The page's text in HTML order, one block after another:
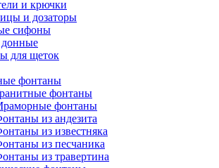
и крючки
и дозаторы
сифоны
для щеток
фонтаны
фонтаны
фонтаны
из андезита
из известняка
из песчаника
из травертина